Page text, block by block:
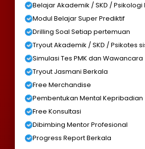
Belajar Akademik / SKD / Psikologi
Modul Belajar Super Prediktif
Drilling Soal Setiap pertemuan
Tryout Akademik / SKD / Psikotes
Simulasi Tes PMK dan Wawancara
Tryout Jasmani Berkala
Free Merchandise
Pembentukan Mental Kepribadian
Free Konsultasi
Dibimbing Mentor Profesional
Progress Report Berkala